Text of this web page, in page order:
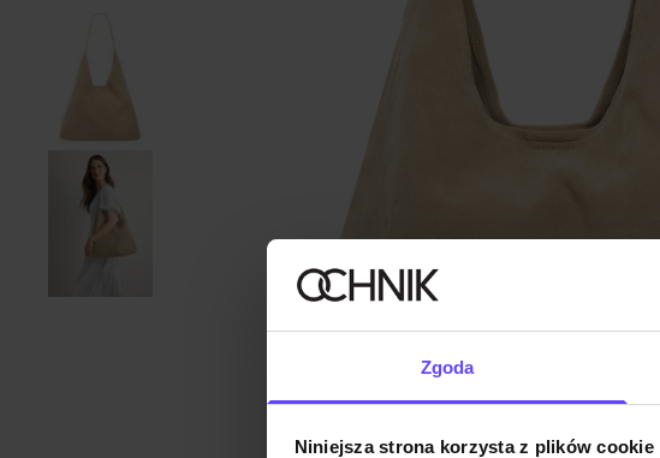
Zgoda
Niniejsza strona korzysta z plików cookie